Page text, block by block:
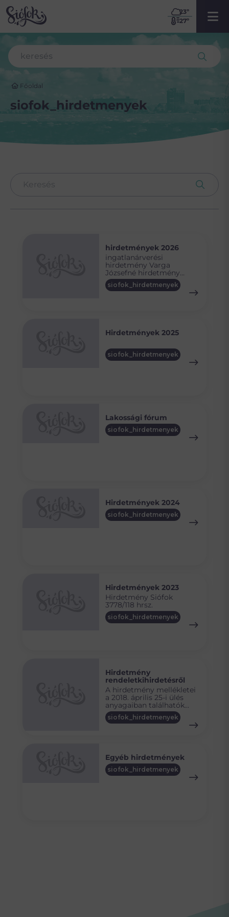
23º
27º
Főoldal
siofok_hirdetmenyek
hirdetmények 2026
ingatlanárverési
hirdetmény Varga
Józsefné hirdetmény
néhai Belányi István
hirdetmény néhai Kovács
hirdetmény Kolompár
hirdetmény Ginter
Krisztián ingó árverési
hirdetmény Váradi Edina
siofok_hirdetmenyek
Hirdetmények 2025
siofok_hirdetmenyek
Lakossági fórum
siofok_hirdetmenyek
Hirdetmények 2024
siofok_hirdetmenyek
Hirdetmények 2023
Hirdetmény Siófok
3778/118 hrsz.
siofok_hirdetmenyek
Hirdetmény
rendeletkihirdetésről
A hirdetmény mellékletei
a 2018. április 25-i ülés
anyagaiban találhatók
meg, vagy IDE kattintva
elérhetők.
siofok_hirdetmenyek
Egyéb hirdetmények
siofok_hirdetmenyek